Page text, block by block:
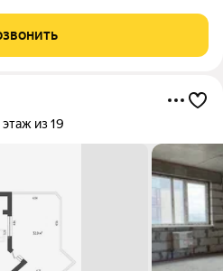
и большая кухня 12 кв.м, что
этаж из 19